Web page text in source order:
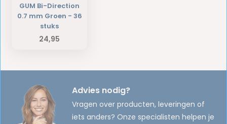
GUM Bi-Direction
0.7 mm Groen - 36
stuks
24,95
Advies nodig?
Vragen over producten, leveringen of
iets anders? Onze specialisten helpen je